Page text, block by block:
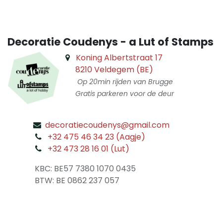
Decoratie Coudenys - a Lut of Stamps
Koning Albertstraat 17
8210 Veldegem (BE)
Op 20min rijden van Brugge
Gratis parkeren voor de deur
decoratiecoudenys@gmail.com
+32 475 46 34 23 (Aagje)
+32 473 28 16 01 (Lut)
KBC: BE57 7380 1070 0435
​ BTW: BE 0862 237 057